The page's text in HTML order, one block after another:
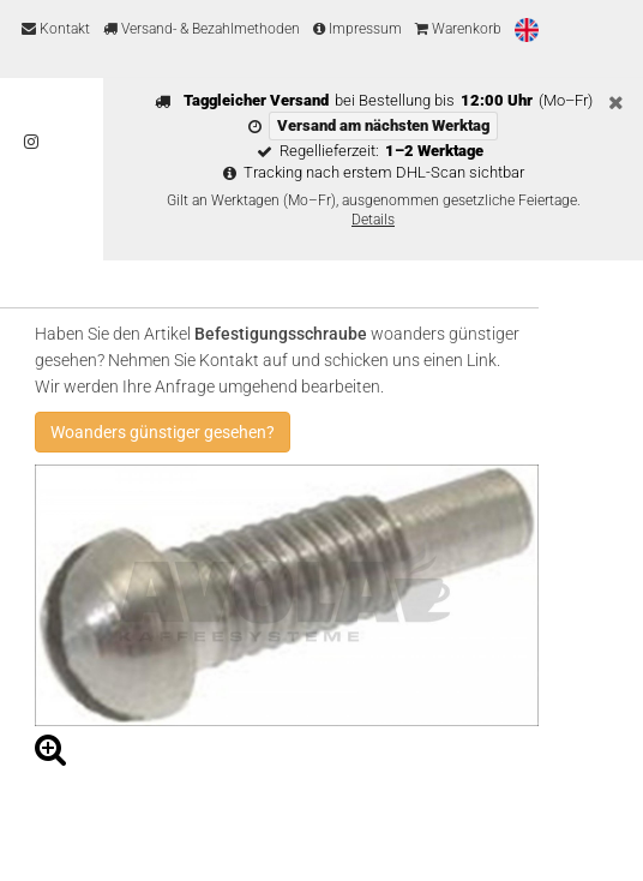
Kontakt Versand- & Bezahlmethoden Impressum Warenkorb
Taggleicher Versand bei Bestellung bis 12:00 Uhr (Mo–Fr)
Versand am nächsten Werktag
Regellieferzeit: 1–2 Werktage
Tracking nach erstem DHL-Scan sichtbar
Gilt an Werktagen (Mo–Fr), ausgenommen gesetzliche Feiertage.
Details
Haben Sie den Artikel Befestigungsschraube woanders günstiger
gesehen? Nehmen Sie Kontakt auf und schicken uns einen Link.
Wir werden Ihre Anfrage umgehend bearbeiten.
Woanders günstiger gesehen?